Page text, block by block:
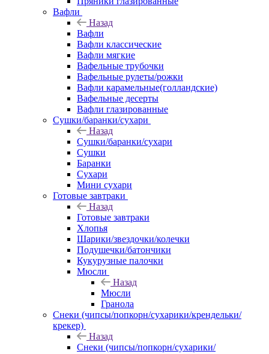
Вафли
Назад
Вафли
Вафли классические
Вафли мягкие
Вафельные трубочки
Вафельные рулеты/рожки
Вафли карамельные(голландские)
Вафельные десерты
Вафли глазированные
Сушки/баранки/сухари
Назад
Сушки/баранки/сухари
Сушки
Баранки
Сухари
Мини сухари
Готовые завтраки
Назад
Готовые завтраки
Хлопья
Шарики/звездочки/колечки
Подушечки/батончики
Кукурузные палочки
Мюсли
Назад
Мюсли
Гранола
Снеки (чипсы/попкорн/сухарики/крендельки/
крекер)
Назад
Снеки (чипсы/попкорн/сухарики/